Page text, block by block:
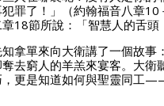
罪了！」（約翰福音八章
18節所說：「智慧人的舌頭
拿單來向大衛講了一個故事
去窮人的羊羔來宴客。大衛
更是知道如何與聖靈同工